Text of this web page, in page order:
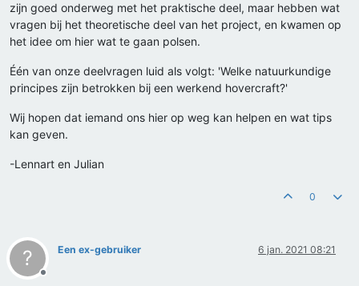
zijn goed onderweg met het praktische deel, maar hebben wat
vragen bij het theoretische deel van het project, en kwamen op
het idee om hier wat te gaan polsen.
Één van onze deelvragen luid als volgt: 'Welke natuurkundige
principes zijn betrokken bij een werkend hovercraft?'
Wij hopen dat iemand ons hier op weg kan helpen en wat tips
kan geven.
-Lennart en Julian
0
?
Offline
Een ex-gebruiker 6 jan. 2021 08:21